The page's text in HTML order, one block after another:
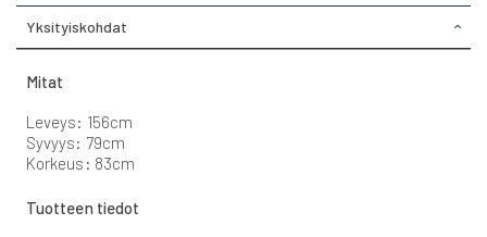
Yksityiskohdat
Mitat
Leveys: 156cm
Syvyys: 79cm
Korkeus: 83cm
Tuotteen tiedot